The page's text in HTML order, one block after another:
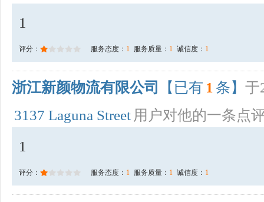
1
评分： 服务态度： 1 服务质量： 1 诚信度： 1
浙江新颜物流有限公司 【已有 1 条】 于
3137 Laguna Street 用户对他的一条点
1
评分： 服务态度： 1 服务质量： 1 诚信度： 1